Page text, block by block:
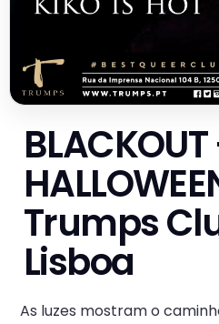
BLACKOUT
Trumps
Lisboa
As luzes mostram o